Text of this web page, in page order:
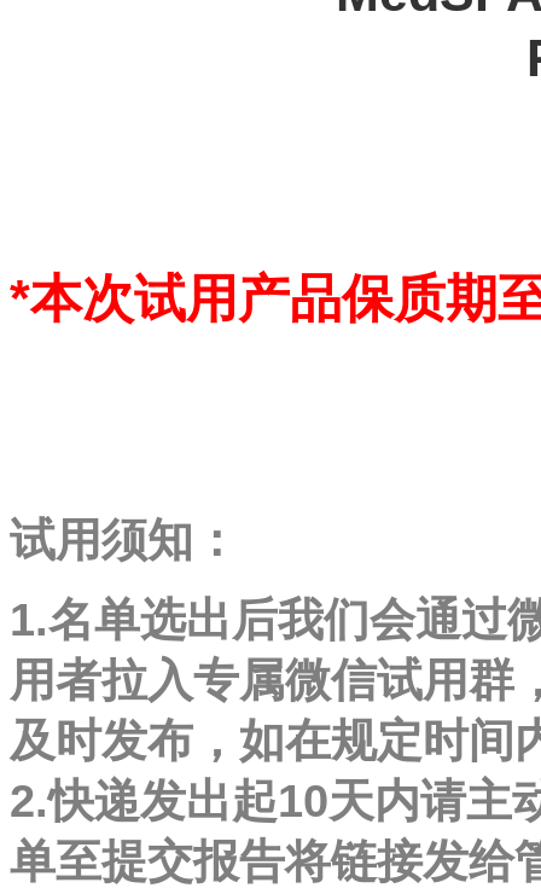
*本次试用产品保质期
试用须知：
1.名单选出后我们会通过
用者拉入专属微信试用群
及时发布，如在规定时间
2.快递发出起10天内请主
单至提交报告将链接发给